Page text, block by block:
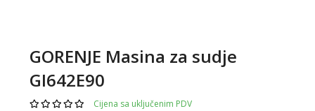
GORENJE Masina za sudje
GI642E90
Cijena sa uključenim PDV